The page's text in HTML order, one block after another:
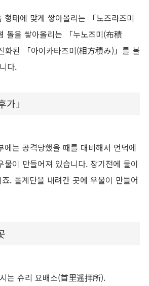
형태에 맞게 쌓아올리는 「노즈라즈미
돌을 쌓아올리는 「누노즈미(布積
화된 「아이카타즈미(相方積み)」를 볼
다.
」
에는 공격당했을 때를 대비해서 언덕에
물이 만들어져 있습니다. 장기전에 물이
. 돌계단을 내려간 곳에 우물이 만들어
는 슈리 요배소(首里遥拝所).